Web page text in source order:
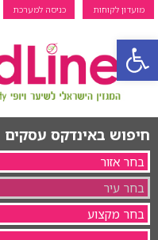
פתח סרגל נגישות
מועדון לקוחות כניסה למערכת
חיפוש באינדקס עסקים